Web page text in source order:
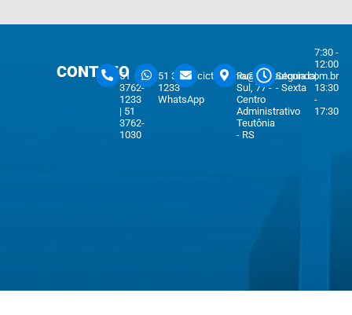
CONTATO
51
3762-
1233
| 51
3762-
1030
51 3762-
1233
WhatsApp
cicteutonia@cicteutonia.com.br
Rua Um
Sul, 77 -
Centro
Administrativo
Teutônia
- RS
Segunda
- Sexta
7:30 -
12:00
|
13:30
-
17:30